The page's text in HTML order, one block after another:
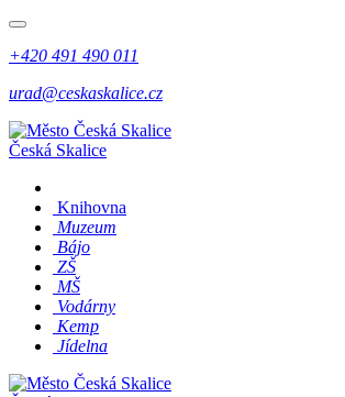
+420 491 490 011
urad@ceskaskalice.cz
Česká Skalice
Knihovna
Muzeum
Bájo
ZŠ
MŠ
Vodárny
Kemp
Jídelna